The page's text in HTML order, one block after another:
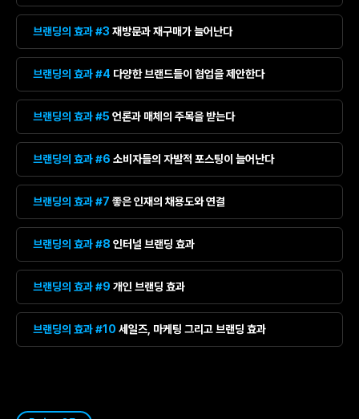
브랜딩의 효과 #3 재방문과 재구매가 늘어난다
브랜딩의 효과 #4 다양한 브랜드들이 협업을 제안한다
브랜딩의 효과 #5 언론과 매체의 주목을 받는다
브랜딩의 효과 #6 소비자들의 자발적 포스팅이 늘어난다
브랜딩의 효과 #7 좋은 인재의 채용도와 연결
브랜딩의 효과 #8 인터널 브랜딩 효과
브랜딩의 효과 #9 개인 브랜딩 효과
브랜딩의 효과 #10 세일즈, 마케팅 그리고 브랜딩 효과